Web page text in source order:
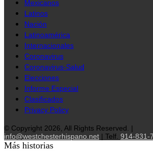
Mexicanos
Latinos
Nación
Latinoamérica
Internacionales
Coronavirus
Coronavirus-Salud
Elecciones
Informe Especial
Clasificados
Privacy Policy
© Copyright 2026, All Rights Reserved. |
info@westchesterhispano.net | Telf. 914-831-
Más historias